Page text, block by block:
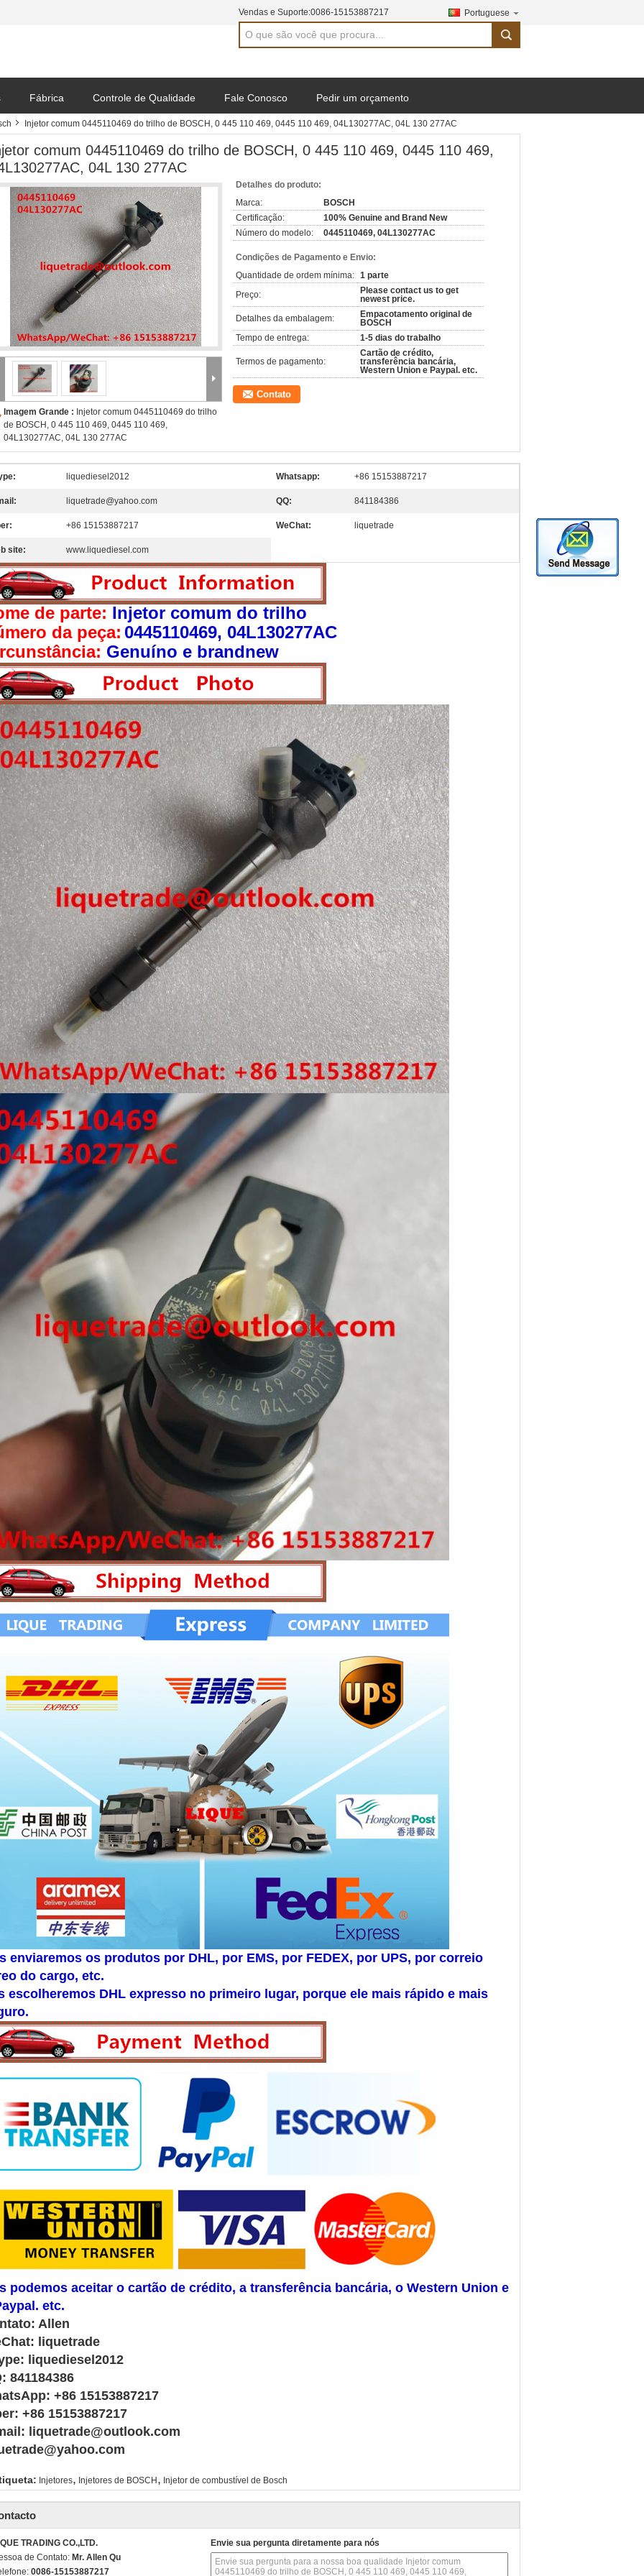
Vendas e Suporte:0086-15153887217 Portuguese
search
Fábrica Controle de Qualidade Fale Conosco Pedir um orçamento
Injetor comum 0445110469 do trilho de BOSCH, 0 445 110 469, 0445 110 469, 04L130277AC, 04L 130 277AC
comum 0445110469 do trilho de BOSCH, 0 445 110 469, 0445 110 469,
04L 130 277AC
Imagem Grande : Injetor comum 0445110469 do trilho
de BOSCH, 0 445 110 469, 0445 110 469,
04L130277AC, 04L 130 277AC
Detalhes do produto:
Marca:
BOSCH
Certificação:
100% Genuine and Brand New
Número do modelo:
0445110469, 04L130277AC
Condições de Pagamento e Envio:
Quantidade de ordem mínima: 1 parte
Preço:
Please contact us to get
newest price.
Detalhes da embalagem:
Empacotamento original de
BOSCH
Tempo de entrega:
1-5 dias do trabalho
Termos de pagamento:
Cartão de crédito,
transferência bancária,
Western Union e Paypal. etc.
Contato
liquediesel2012 Whatsapp: +86 15153887217
liquetrade@yahoo.com QQ: 841184386
+86 15153887217 WeChat: liquetrade
site: www.liquediesel.com
de parte: Injetor comum do trilho
da peça: 0445110469, 04L130277AC
Genuíno e brandnew
enviaremos os produtos por DHL, por EMS, por FEDEX, por UPS, por correio
do cargo, etc.
escolheremos DHL expresso no primeiro lugar, porque ele mais rápido e mais
podemos aceitar o cartão de crédito, a transferência bancária, o Western Union e
etc.
Allen
liquetrade
liquediesel2012
841184386
+86 15153887217
+86 15153887217
liquetrade@outlook.com
Injetores, Injetores de BOSCH , Injetor de combustível de Bosch
TRADING CO.,LTD.
de Contato: Mr. Allen Qu
0086-15153887217
Envie sua pergunta diretamente para nós